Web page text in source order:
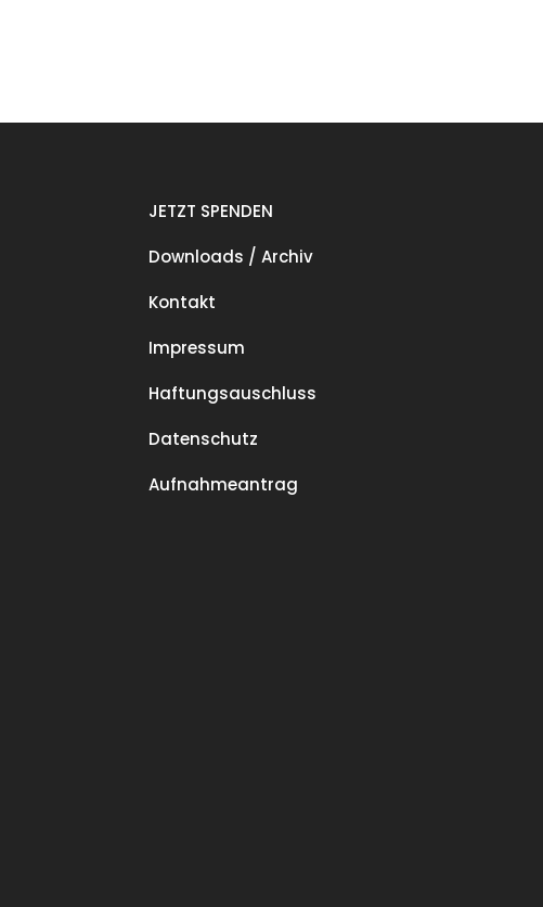
JETZT SPENDEN
Downloads / Archiv
Kontakt
Impressum
Haftungsauschluss
Datenschutz
Aufnahmeantrag